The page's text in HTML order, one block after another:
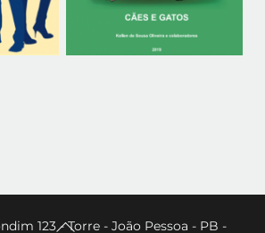
Back
123 - Torre - João Pessoa - PB -